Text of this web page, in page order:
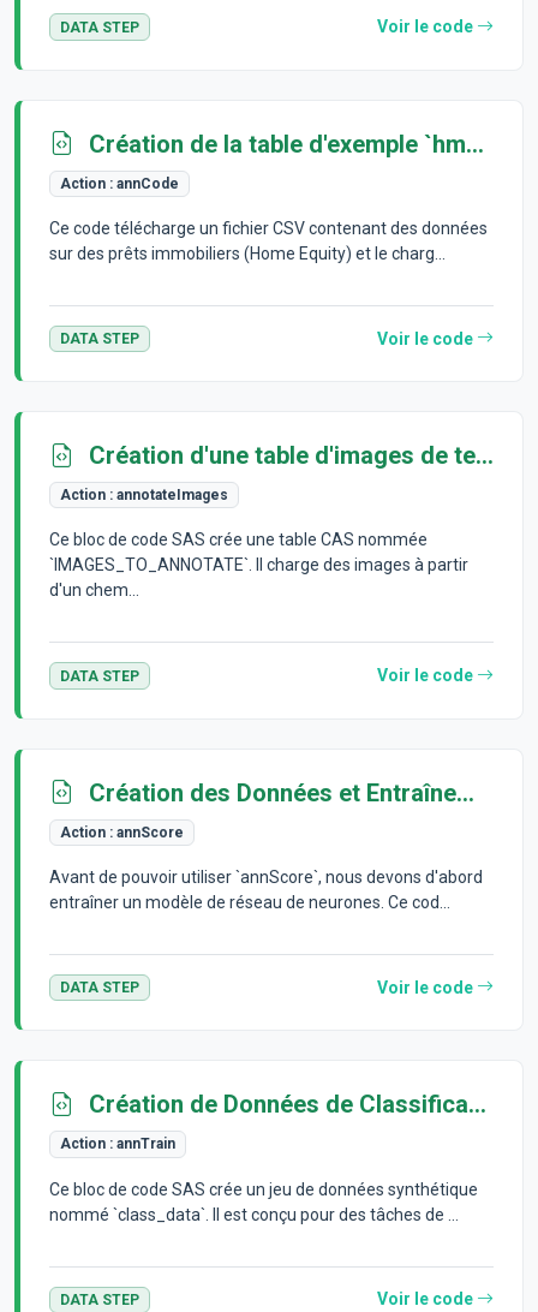
DATA STEP Voir le code
Création de la table d'exemple `hmeq`
Action : annCode
Ce code télécharge un fichier CSV contenant des données
sur des prêts immobiliers (Home Equity) et le charg...
DATA STEP Voir le code
Création d'une table d'images de test
Action : annotateImages
Ce bloc de code SAS crée une table CAS nommée
`IMAGES_TO_ANNOTATE`. Il charge des images à partir
d'un chem...
DATA STEP Voir le code
Création des Données et Entraînement d'un Modèle
Action : annScore
Avant de pouvoir utiliser `annScore`, nous devons d'abord
entraîner un modèle de réseau de neurones. Ce cod...
DATA STEP Voir le code
Création de Données de Classification
Action : annTrain
Ce bloc de code SAS crée un jeu de données synthétique
nommé `class_data`. Il est conçu pour des tâches de ...
DATA STEP Voir le code